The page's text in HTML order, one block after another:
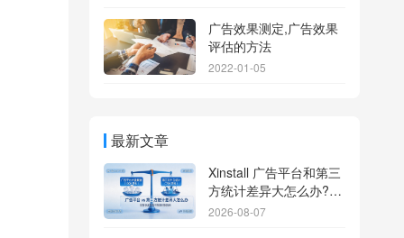
广告效果测定,广告效果
评估的方法
2022-01-05
最新文章
Xinstall 广告平台和第三
方统计差异大怎么办?数
据误差排查指南
2026-08-07